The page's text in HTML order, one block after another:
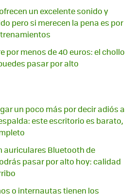
un excelente sonido y
pero si merecen la pena es por
por menos de 40 euros: el chollo
pasar por alto
un poco más por decir adiós a
este escritorio es barato,
auriculares Bluetooth de
pasar por alto hoy: calidad
o internautas tienen los